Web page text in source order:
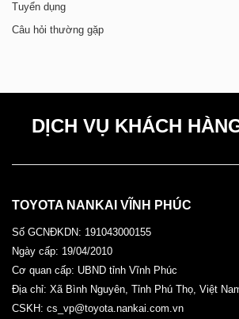
Tuyển dụng
Câu hỏi thường gặp
DỊCH VỤ KHÁCH
TOYOTA NANKAI VĨNH PHÚC
Số GCNĐKDN: 191043000155
Ngày cấp: 19/04/2010
Cơ quan cấp: UBND tỉnh Vĩnh Phúc
Địa chỉ: Xã Bình Nguyên, Tỉnh Phú Thọ, Việt
CSKH: cs_vp@toyota.nankai.com.vn